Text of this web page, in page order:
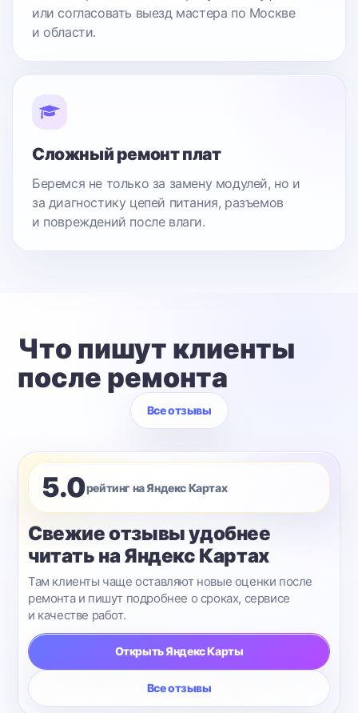
или согласовать выезд мастера по Москве
и области.
Сложный ремонт плат
Беремся не только за замену модулей, но и
за диагностику цепей питания, разъемов
и повреждений после влаги.
Что пишут клиенты
после ремонта
Все отзывы
5.0рейтинг на Яндекс Картах
Свежие отзывы удобнее
читать на Яндекс Картах
Там клиенты чаще оставляют новые оценки после
ремонта и пишут подробнее о сроках, сервисе
и качестве работ.
Открыть Яндекс Карты
Все отзывы